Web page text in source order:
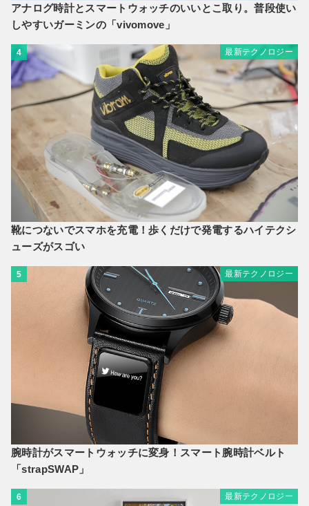
アナログ時計とスマートウォッチのいいとこ取り。普段使い
しやすいガーミンの「vivomove」
4 最新テクノロジー
靴につないでスマホを充電！歩くだけで発電するハイテクシ
ューズがスゴい
5 最新テクノロジー
腕時計がスマートウォッチに変身！スマート腕時計ベルト
「strapSWAP」
6 最新テクノロジー